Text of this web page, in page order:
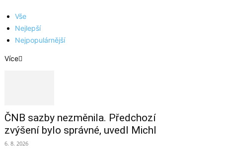
Vše
Nejlepší
Nejpopulárnější
Více
ČNB sazby nezměnila. Předchozí
zvýšení bylo správné, uvedl Michl
6. 8. 2026